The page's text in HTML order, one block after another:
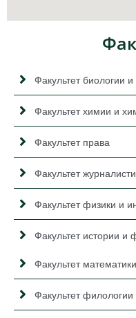
Факультет биологии и
Факультет химии и
Факультет права
Факультет
Факультет физики и
Факультет истории и
Факультет
Факультет филологии